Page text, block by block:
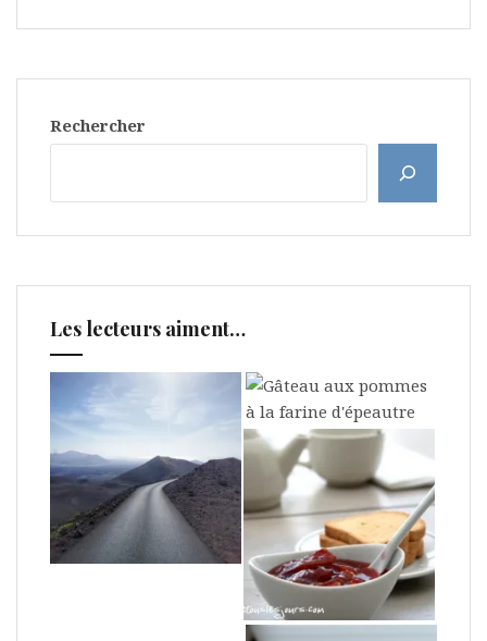
Rechercher
Les lecteurs aiment…